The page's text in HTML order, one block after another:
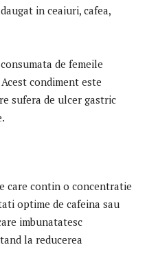
in ceaiuri, cafea,
de femeile
condiment este
sufera de ulcer gastric
care contin o concentratie
optime de cafeina sau
imbunatatesc
la reducerea